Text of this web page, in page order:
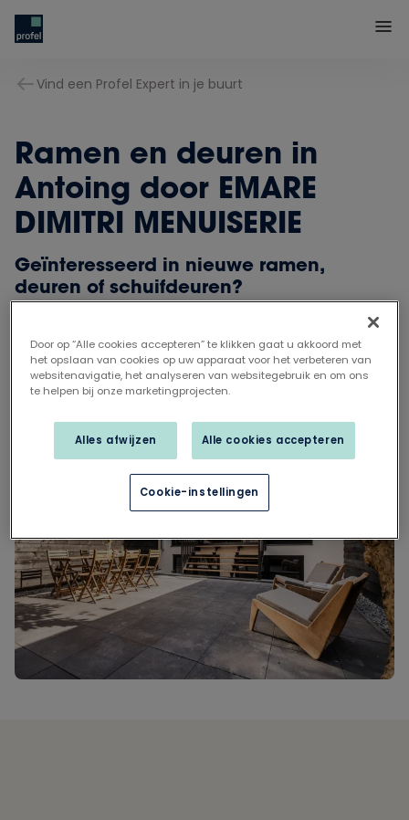
Vind een Profel Expert in je buurt
Ramen en deuren in
Antoing door EMARE
DIMITRI MENUISERIE
Geïnteresseerd in nieuwe ramen,
deuren of schuifdeuren?
begeleiden en te inspireren. We helpen je graag en
vrijblijvend bij het maken van een juiste en passende
keuze.
Door op “Alle cookies accepteren” te klikken gaat u akkoord met
het opslaan van cookies op uw apparaat voor het verbeteren van
websitenavigatie, het analyseren van websitegebruik en om ons
te helpen bij onze marketingprojecten.
Alles afwijzen Alle cookies accepteren
Cookie-instellingen